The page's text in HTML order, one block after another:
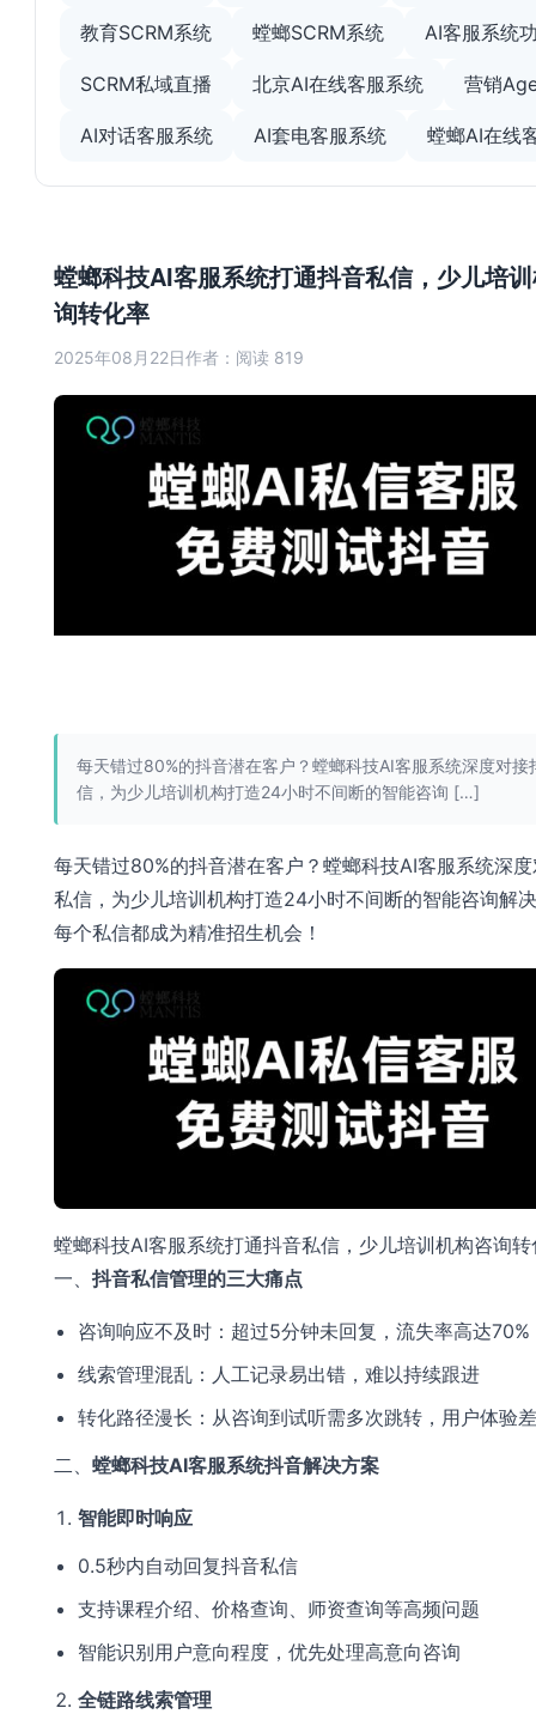
螳螂科技AI客服系统打通抖音私信，少儿培
询转化率
2025年08月22日作者： 阅读 819
每天错过80%的抖音潜在客户？螳螂科技AI客服系统深度对接
信，为少儿培训机构打造24小时不间断的智能咨询 […]
每天错过80%的抖音潜在客户？螳螂科技AI客服系统深
私信，为少儿培训机构打造24小时不间断的智能咨询解
每个私信都成为精准招生机会！
螳螂科技AI客服系统打通抖音私信，少儿培训机构咨询转
一、 抖音私信管理的三大痛点
咨询响应不及时：超过5分钟未回复，流失率高达70%
线索管理混乱：人工记录易出错，难以持续跟进
转化路径漫长：从咨询到试听需多次跳转，用户体验差
二、 螳螂科技AI客服系统抖音解决方案
智能即时响应
0.5秒内自动回复抖音私信
支持课程介绍、价格查询、师资查询等高频问题
智能识别用户意向程度，优先处理高意向咨询
全链路线索管理
教育SCRM系统 螳螂SCRM系统 AI客服系统
SCRM私域直播 北京AI在线客服系统 营销
AI对话客服系统 AI套电客服系统 螳螂AI在线